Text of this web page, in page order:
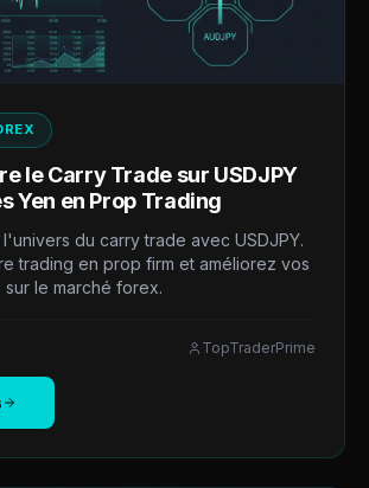
le Carry Trade sur USDJPY
Yen en Prop Trading
du carry trade avec USDJPY.
trading en prop firm et améliorez vos
le marché forex.
TopTraderPrime